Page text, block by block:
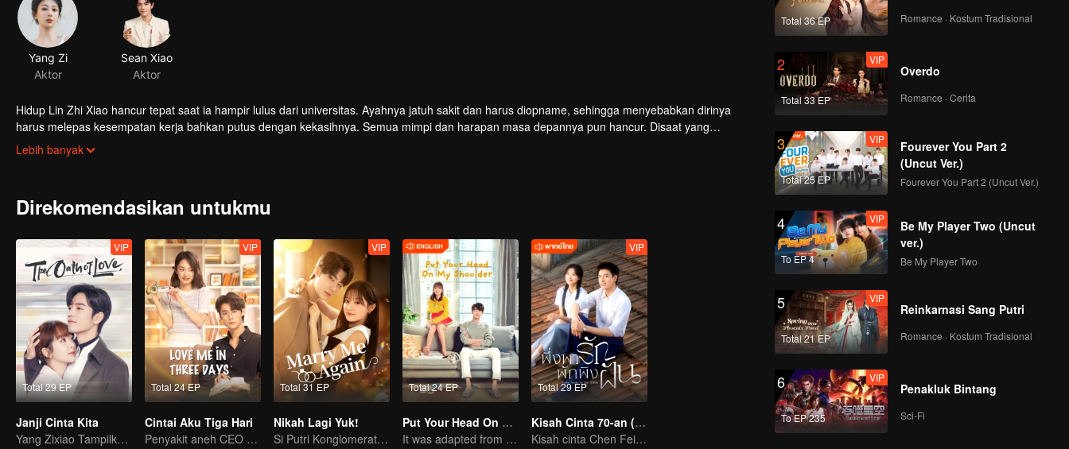
Yang Zi
Aktor
Sean Xiao
Aktor
Hidup Lin Zhi Xiao hancur tepat saat ia hampir lulus dari universitas. Ayahnya jatuh sakit dan harus diopname, sehingga menyebabkan dirinya
harus melepas kesempatan kerja bahkan putus dengan kekasihnya. Semua mimpi dan harapan masa depannya pun hancur. Disaat yang
bersamaan, Gu Wei, dokter yang menangani ayahnya, masuk kedalam kehidupan Zhi Xiao. Cinta cenderung mendekatimu ketika dirimu tak
sedang mencari. Dua orang yang sebelumnya pernah terluka saling mengenal dan jatuh kedalam cinta. Mereka melewati keraguan,
Lebih banyak
Direkomendasikan untukmu
Total 29 EP
VIP
Janji Cinta Kita
Yang Zixiao Tampilkan Masa Muda di Layar untuk Pertama Kali
Total 24 EP
VIP
Cintai Aku Tiga Hari
Penyakit aneh CEO sembuh habis dicium
Total 31 EP
VIP
Nikah Lagi Yuk!
Si Putri Konglomerat jatuh cinta pada kembaran mendiang Suaminya?
Total 24 EP
Put Your Head On My Shoulder (Eng Dub)
It was adapted from the same series of novels as "A Love so Beautiful"
Total 29 EP
VIP
Kisah Cinta 70-an (Thai Ver.)
Kisah cinta Chen Feiyu & Sun Qian nan romantis
Total 36 EP Romance · Kostum Tradisional
2
Total 33 EP
VIP
Overdo
Romance · Cerita
3
Total 25 EP
VIP
Fourever You Part 2
(Uncut Ver.)
Fourever You Part 2 (Uncut Ver.)
4
To EP 4
VIP
Be My Player Two (Uncut
ver.)
Be My Player Two
5
Total 21 EP
VIP
Reinkarnasi Sang Putri
Romance · Kostum Tradisional
6
To EP 235
VIP
Penakluk Bintang
Sci-Fi